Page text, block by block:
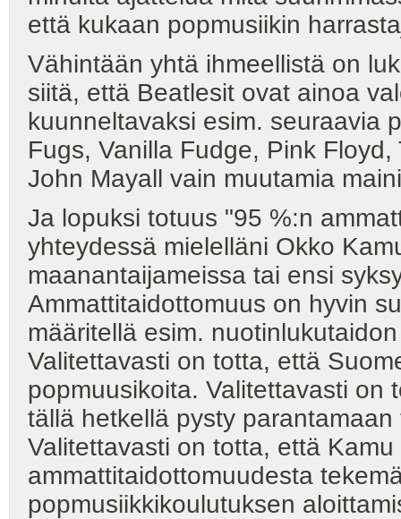
että kukaan popmusiikin
Vähintään yhtä ihmeellistä on
siitä, että Beatlesit ovat ainoa
kuunneltavaksi esim. seuraavia
Fugs, Vanilla Fudge, Pink
John Mayall vain muutamia
Ja lopuksi totuus "95 %:n
yhteydessä mielelläni Okko
maanantaijameissa tai ensi
Ammattitaidottomuus on hyvin
määritellä esim.
Valitettavasti on totta, että
popmuusikoita. Valitettavasti on
tällä hetkellä pysty
Valitettavasti on totta, että
ammattitaidottomuudesta
popmusiikkikoulutuksen